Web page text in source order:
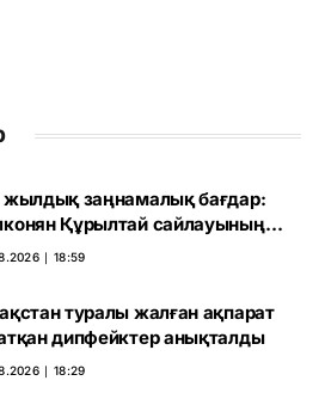
жылдық заңнамалық бағдар:
Құрылтай сайлауының
бағалады
∣ 18:59
туралы жалған ақпарат
дипфейктер анықталды
∣ 18:29